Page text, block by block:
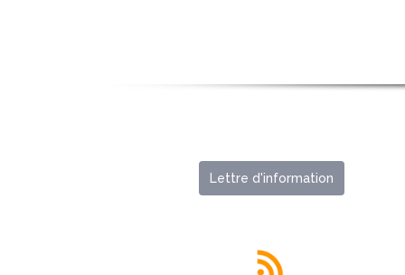
Lettre d'information